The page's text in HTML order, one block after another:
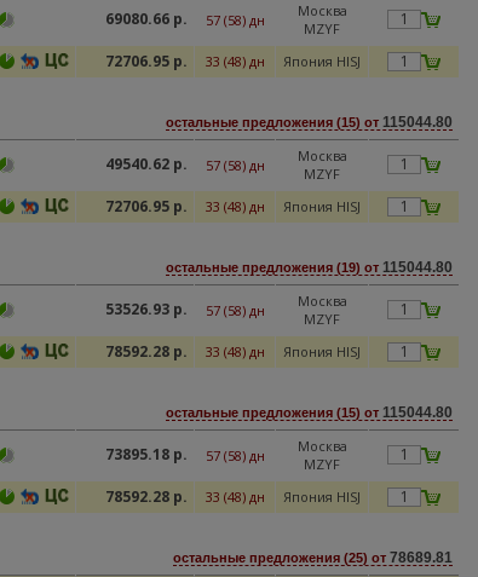
69080.66 р. 57 (58) дн
Москва
MZYF
72706.95 р. 33 (48) дн Япония HISJ
остальные предложения (15) от 115044.80
49540.62 р. 57 (58) дн
Москва
MZYF
72706.95 р. 33 (48) дн Япония HISJ
остальные предложения (19) от 115044.80
53526.93 р. 57 (58) дн
Москва
MZYF
78592.28 р. 33 (48) дн Япония HISJ
остальные предложения (15) от 115044.80
73895.18 р. 57 (58) дн
Москва
MZYF
78592.28 р. 33 (48) дн Япония HISJ
остальные предложения (25) от 78689.81